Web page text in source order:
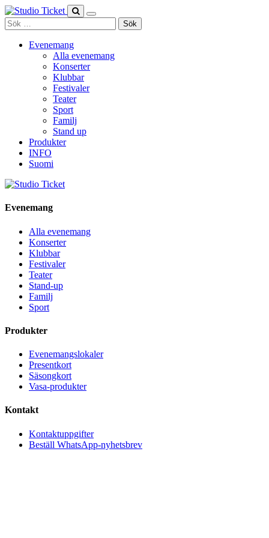
Skip
to
content
Sök
efter:
Evenemang
Alla evenemang
Konserter
Klubbar
Festivaler
Teater
Sport
Familj
Stand up
Produkter
INFO
Suomi
Evenemang
Alla evenemang
Konserter
Klubbar
Festivaler
Teater
Stand-up
Familj
Sport
Produkter
Evenemangslokaler
Presentkort
Säsongkort
Vasa-produkter
Kontakt
Kontaktuppgifter
Beställ WhatsApp-nyhetsbrev